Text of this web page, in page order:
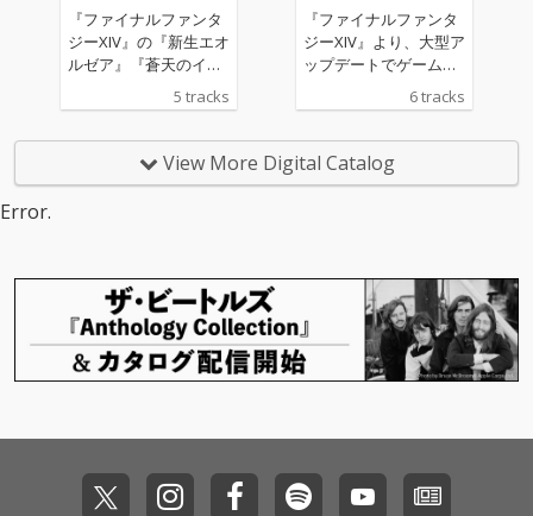
『ファイナルファンタ
ジーXIV』の『新生エオ
ルゼア』『蒼天のイシ
ュガルド』『紅蓮のリ
ベレーター』『漆黒の
フィナーレ』『黄金の
レガシー』のゲーム実
で演奏された迫力のフ
ルオーケストラアレン
ジ楽曲の数々を収録。
5 tracks
『ファイナルファンタ
ジーXIV』より、大型ア
ップデートでゲーム内
に実装されている楽曲
から一部を収録したミ
TASY XIV: DAWNTRAIL
– EP8』が配信開始
6 tracks
View More Digital Catalog
Error.